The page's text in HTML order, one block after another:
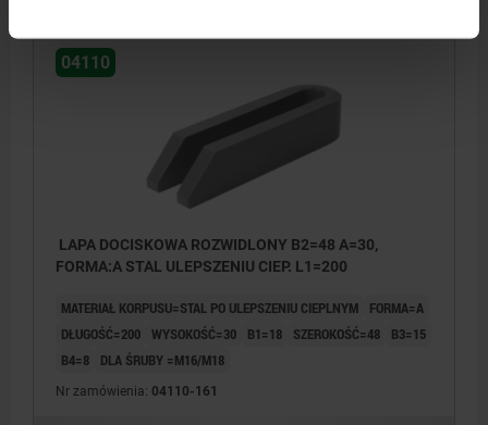
04110
LAPA DOCISKOWA ROZWIDLONY B2=48 A=30,
FORMA:A STAL ULEPSZENIU CIEP. L1=200
MATERIAŁ KORPUSU=STAL PO ULEPSZENIU CIEPLNYM
FORMA=A
DŁUGOŚĆ=200 WYSOKOŚĆ=30 B1=18 SZEROKOŚĆ=48
B3=15
B4=8
DLA ŚRUBY =M16/M18
Nr zamówienia: 04110-161